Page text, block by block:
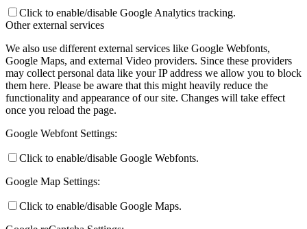
Click to enable/disable Google Analytics tracking.
Other external services
We also use different external services like Google Webfonts,
Google Maps, and external Video providers. Since these providers
may collect personal data like your IP address we allow you to block
them here. Please be aware that this might heavily reduce the
functionality and appearance of our site. Changes will take effect
once you reload the page.
Google Webfont Settings:
Click to enable/disable Google Webfonts.
Google Map Settings:
Click to enable/disable Google Maps.